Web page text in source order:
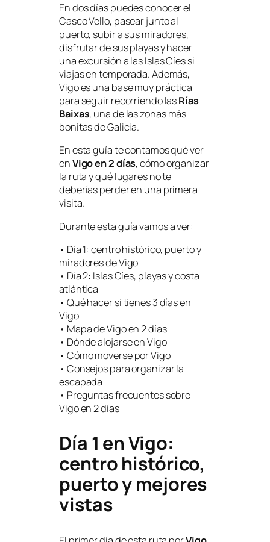
En dos días puedes conocer el
Casco Vello, pasear junto al
puerto, subir a sus miradores,
disfrutar de sus playas y hacer
una excursión a las Islas Cíes si
viajas en temporada. Además,
Vigo es una base muy práctica
para seguir recorriendo lasRías
Baixas, una de las zonas más
bonitas de Galicia.
En esta guía te contamos qué ver
enVigo en 2 días, cómo organizar
la ruta y qué lugares no te
deberías perder en una primera
visita.
Durante esta guía vamos a ver:
• Día 1: centro histórico, puerto y
miradores de Vigo
• Día 2: Islas Cíes, playas y costa
atlántica
• Qué hacer si tienes 3 días en
Vigo
• Mapa de Vigo en 2 días
• Dónde alojarse en Vigo
• Cómo moverse por Vigo
• Consejos para organizar la
escapada
• Preguntas frecuentes sobre
Vigo en 2 días
Día 1 en Vigo:
centro histórico,
puerto y mejores
vistas